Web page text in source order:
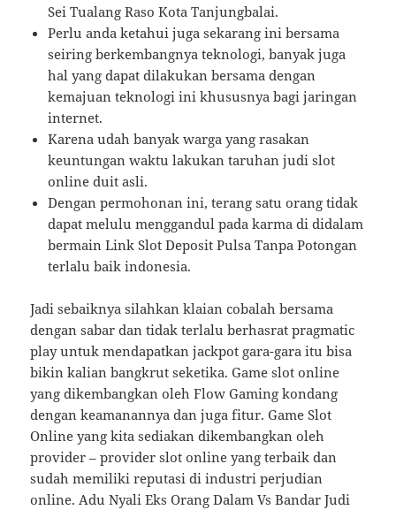
Sei Tualang Raso Kota Tanjungbalai.
Perlu anda ketahui juga sekarang ini bersama
seiring berkembangnya teknologi, banyak juga
hal yang dapat dilakukan bersama dengan
kemajuan teknologi ini khususnya bagi jaringan
internet.
Karena udah banyak warga yang rasakan
keuntungan waktu lakukan taruhan judi slot
online duit asli.
Dengan permohonan ini, terang satu orang tidak
dapat melulu menggandul pada karma di didalam
bermain Link Slot Deposit Pulsa Tanpa Potongan
terlalu baik indonesia.
Jadi sebaiknya silahkan klaian cobalah bersama
dengan sabar dan tidak terlalu berhasrat pragmatic
play untuk mendapatkan jackpot gara-gara itu bisa
bikin kalian bangkrut seketika. Game slot online
yang dikembangkan oleh Flow Gaming kondang
dengan keamanannya dan juga fitur. Game Slot
Online yang kita sediakan dikembangkan oleh
provider – provider slot online yang terbaik dan
sudah memiliki reputasi di industri perjudian
online. Adu Nyali Eks Orang Dalam Vs Bandar Judi